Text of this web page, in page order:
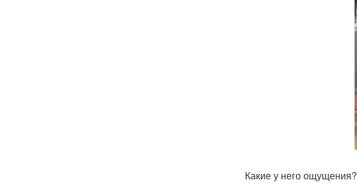
Какие у него ощущения?